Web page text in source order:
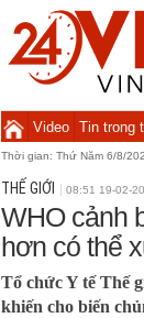
Video Tin trong
Thời gian: Thứ Năm 6/8/
THẾ GIỚI 08:51 19-02-
WHO cảnh
hơn có thể
Tổ chức Y tế Thế
khiến cho biến